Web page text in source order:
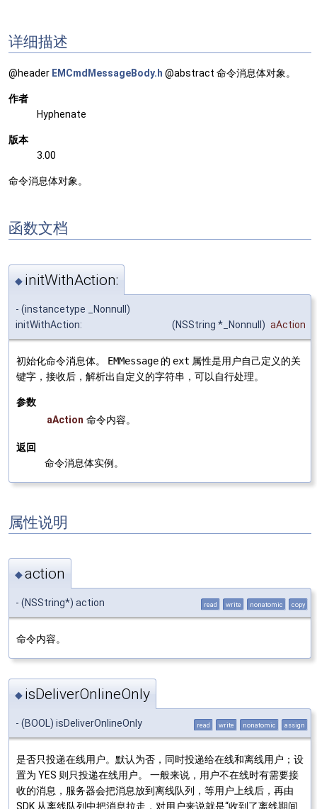
详细描述
@header EMCmdMessageBody.h @abstract 命令消息体对象。
作者
Hyphenate
版本
3.00
命令消息体对象。
函数文档
◆ initWithAction:
- (instancetype _Nonnull)
initWithAction:
(NSString *_Nonnull) aAction
初始化命令消息体。 EMMessage 的 ext 属性是用户自己定义的关
键字，接收后，解析出自定义的字符串，可以自行处理。
参数
aAction 命令内容。
返回
命令消息体实例。
属性说明
◆action
- (NSString*) action read write nonatomic copy
命令内容。
◆ isDeliverOnlineOnly
- (BOOL) isDeliverOnlineOnly read write nonatomic assign
是否只投递在线用户。默认为否，同时投递给在线和离线用户；设
置为 YES 则只投递在线用户。 一般来说，用户不在线时有需要接
收的消息，服务器会把消息放到离线队列，等用户上线后，再由
SDK 从离线队列中把消息拉走，对用户来说就是“收到了离线期间